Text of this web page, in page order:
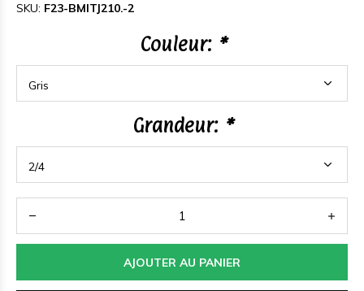
SKU: F23-BMITJ210.-2
Couleur: *
Grandeur: *
AJOUTER AU PANIER